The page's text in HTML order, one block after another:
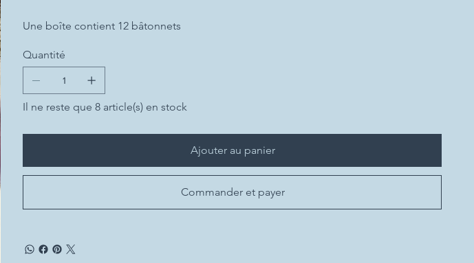
Une boîte contient 12 bâtonnets
Quantité
Il ne reste que 8 article(s) en stock
Ajouter au panier
Commander et payer